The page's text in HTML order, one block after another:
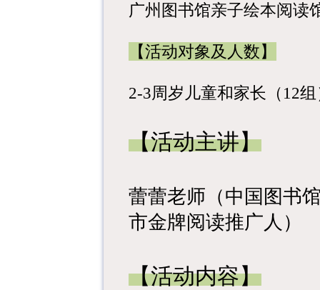
广州图书馆亲子绘本阅读
【活动对象及人数】
2-3周岁儿童和家长（12
【活动主讲】
蕾蕾老师（中国图书
市金牌阅读推广人）
【活动内容】